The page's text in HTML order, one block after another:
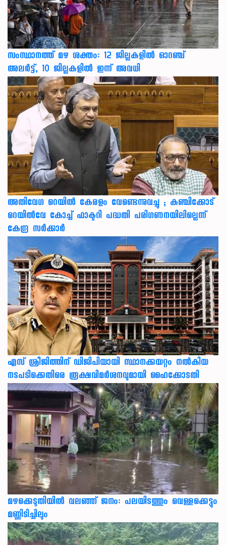
സംസ്ഥാനത്ത് മഴ ശക്തം: 12 ജില്ലകളിൽ ഓറഞ്ച്
അലർട്ട്, 10 ജില്ലകളിൽ ഇന്ന് അവധി
അതിവേഗ റെയിൽ കേരളം വേണ്ടെന്നുവച്ചു ; കഞ്ചിക്കോട്
റെയിൽവേ കോച്ച് ഫാക്ടറി പദ്ധതി പരിഗണനയിലില്ലെന്ന്
കേന്ദ്ര സർക്കാർ
എസ് ശ്രീജിത്തിന് ഡിജിപിയായി സ്ഥാനക്കയറ്റം നൽകിയ
നടപടിക്കെതിരെ രൂക്ഷവിമർശനവുമായി ഹൈക്കോടതി
മഴക്കെടുതിയിൽ വലഞ്ഞ് ജനം: പലയിടത്തും വെള്ളക്കെട്ടും
മണ്ണിടിച്ചിലും